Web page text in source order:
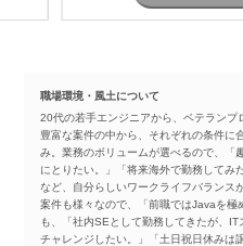
職場環境・風土について
20代の若手エンジニアから、ベテランプ
豊富な案件の中から、それぞれの条件に
み。業務のボリュームが選べるので、「
にとりたい。」「将来海外で勤務してみ
など、自分らしいワークライフバランス
案件も様々なので、「前職ではJavaを
も、「社内SEとして勤務してきたが、
チャレンジしたい。」「土日祝日休み